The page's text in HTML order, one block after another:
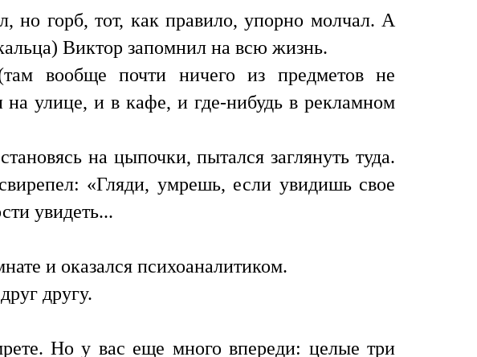
но горб, тот, как правило, упорно молчал. А
Виктор запомнил на всю жизнь.
вообще почти ничего из предметов не
на улице, и в кафе, и где-нибудь в рекламном
на цыпочки, пытался заглянуть туда.
«Гляди, умрешь, если увидишь свое
увидеть...
и оказался психоаналитиком.
другу.
Но у вас еще много впереди: целые три